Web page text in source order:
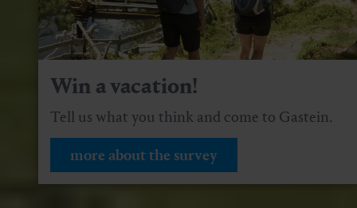
Win a vacation!
Tell us what you think and come to Gastein.
more about the survey